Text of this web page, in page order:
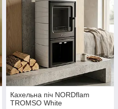
Кахельна піч NORDflam
TROMSO White